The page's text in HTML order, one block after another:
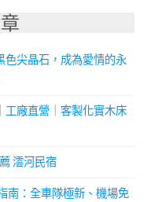
色尖晶石，成為愛情的永
工廠直營｜客製化實木床
澐河民宿
南：全車隊極新、機場免